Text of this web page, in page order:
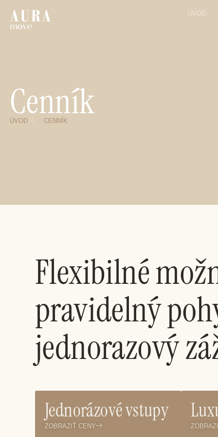
ÚVOD
Cenník
ÚVOD CENNÍK
Flexibilné
pravidelný
jednorazový
Jednorázové vstupy
ZOBRAZIŤ CENY